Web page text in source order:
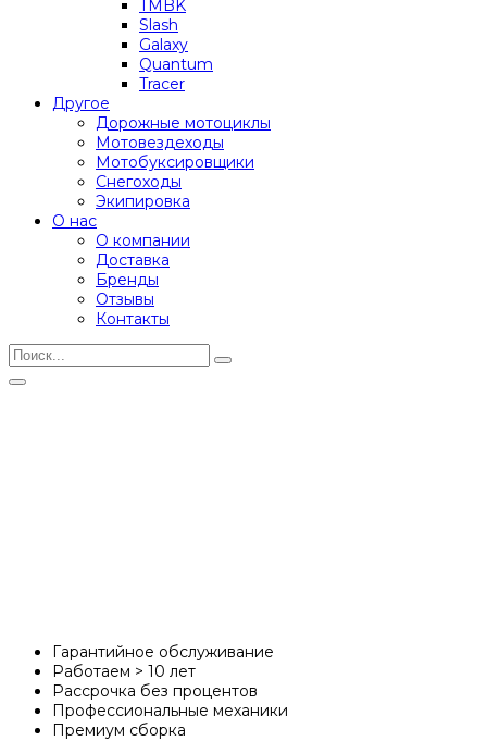
TMBK
Slash
Galaxy
Quantum
Tracer
Другое
Дорожные мотоциклы
Мотовездеходы
Мотобуксировщики
Снегоходы
Экипировка
О нас
О компании
Доставка
Бренды
Отзывы
Контакты
Гарантийное обслуживание
Работаем > 10 лет
Рассрочка без процентов
Профессиональные механики
Премиум сборка